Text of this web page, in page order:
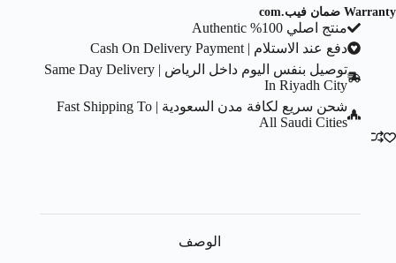
Warranty ضمان فيب.com
منتج اصلي 100% Authentic
دفع عند الاستلام | Cash On Delivery Payment
توصيل بنفس اليوم داخل الرياض | Same Day Delivery
In Riyadh City
شحن سريع لكافة مدن السعودية | Fast Shipping To
All Saudi Cities
الوصف